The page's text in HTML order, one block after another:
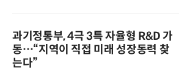
과기정통부, 4극 3특 자율형 R&D 가
동…“지역이 직접 미래 성장동력 찾
는다”